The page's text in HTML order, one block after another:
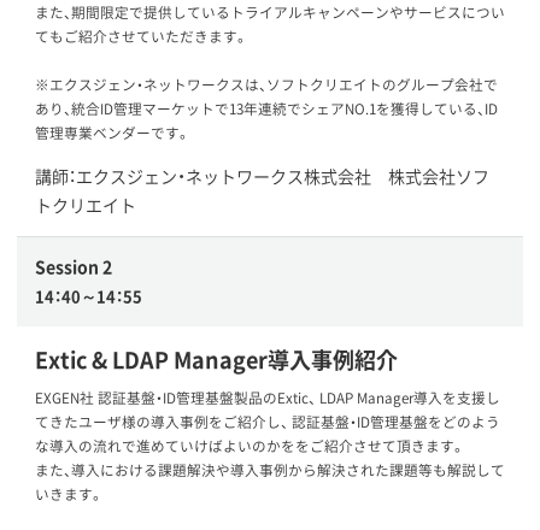
また、期間限定で提供しているトライアルキャンペーンやサービスについ
てもご紹介させていただきます。
※エクスジェン・ネットワークスは、ソフトクリエイトのグループ会社で
あり、統合ID管理マーケットで13年連続でシェアNO.1を獲得している、ID
管理専業ベンダーです。
講師：エクスジェン・ネットワークス株式会社 株式会社ソフ
トクリエイト
Session 2
14：40～14：55
Extic & LDAP Manager導入事例紹介
EXGEN社 認証基盤・ID管理基盤製品のExtic、 LDAP Manager導入を支援し
てきたユーザ様の導入事例をご紹介し、 認証基盤・ID管理基盤をどのよう
な導入の流れで進めていけばよいのかををご紹介させて頂きます。
また、導入における課題解決や導入事例から解決された課題等も解説して
いきます。